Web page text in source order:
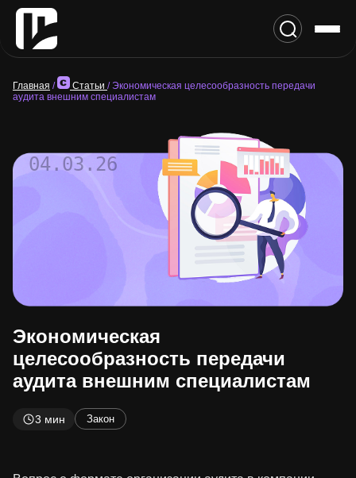
Главная / Статьи /Экономическая целесообразность передачи
аудита внешним специалистам
04.03.26
Экономическая
целесообразность передачи
аудита внешним специалистам
3 мин Закон